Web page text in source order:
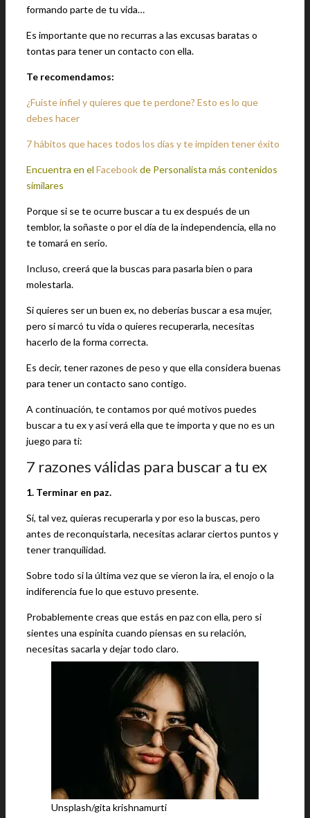
formando parte de tu vida…
Es importante que no recurras a las excusas baratas o
tontas para tener un contacto con ella.
Te recomendamos:
¿Fuiste infiel y quieres que te perdone? Esto es lo que
debes hacer
7 hábitos que haces todos los días y te impiden tener éxito
Encuentra en el Facebookde Personalista más contenidos
similares
Porque si se te ocurre buscar a tu ex después de un
temblor, la soñaste o por el día de la independencia, ella no
te tomará en serio.
Incluso, creerá que la buscas para pasarla bien o para
molestarla.
Si quieres ser un buen ex, no deberías buscar a esa mujer,
pero si marcó tu vida o quieres recuperarla, necesitas
hacerlo de la forma correcta.
Es decir, tener razones de peso y que ella considera buenas
para tener un contacto sano contigo.
A continuación, te contamos por qué motivos puedes
buscar a tu ex y así verá ella que te importa y que no es un
juego para ti:
7 razones válidas para buscar a tu ex
1. Terminar en paz.
Sí, tal vez, quieras recuperarla y por eso la buscas, pero
antes de reconquistarla, necesitas aclarar ciertos puntos y
tener tranquilidad.
Sobre todo si la última vez que se vieron la ira, el enojo o la
indiferencia fue lo que estuvo presente.
Probablemente creas que estás en paz con ella, pero si
sientes una espinita cuando piensas en su relación,
necesitas sacarla y dejar todo claro.
Unsplash/gita krishnamurti